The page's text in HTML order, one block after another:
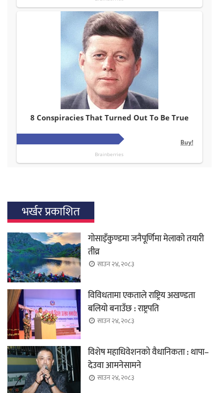
भर्खर प्रकाशित
गोसाइँकुण्डमा जनैपूर्णिमा मेलाको तयारी
तीव्र
साउन २४, २०८३
विविधतामा एकताले राष्ट्रिय अखण्डता
बलियो बनाउँछ : राष्ट्रपति
साउन २४, २०८३
विशेष महाधिवेशनको वैधानिकता : थापा–
देउवा आमनेसामने
साउन २४, २०८३